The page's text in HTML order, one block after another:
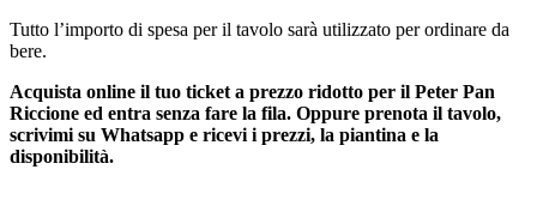
Tutto l’importo di spesa per il tavolo sarà utilizzato per ordinare da
bere.
Acquista online il tuo ticket a prezzo ridotto per il Peter Pan
Riccione ed entra senza fare la fila. Oppure prenota il tavolo,
scrivimi su Whatsapp e ricevi i prezzi, la piantina e la
disponibilità.